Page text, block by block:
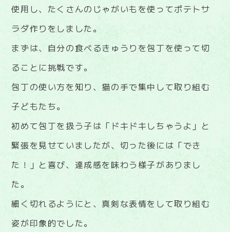
使用し、たくさんのじゃがいもを使ってポテトサ
ラダ作りをしました。
まずは、自分の食べるきゅうりを包丁を使って切
ることに挑戦です。
包丁の使い方を知り、猫の手で集中して取り組む
子どもたち。
初めて包丁を扱う子は「ドキドキしちゃうよ」と
緊張を見せていましたが、切った後には「でき
た！」と喜び、達成感を味わう様子がありまし
た。
細く切れるようにと、真剣な表情をして取り組む
姿が印象的でした。